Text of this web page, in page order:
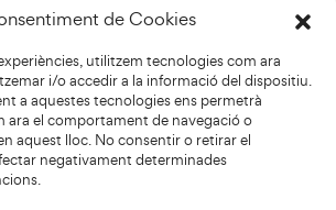
de Cookies
utilitzem tecnologies com ara
i/o accedir a la informació del dispositiu.
a aquestes tecnologies ens permetrà
ara el comportament de navegació o
aquest lloc. No consentir o retirar el
negativament determinades